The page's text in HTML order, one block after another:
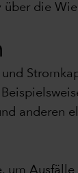
die
anderen